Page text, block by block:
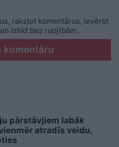
rakstot komentārus, ievērot
iztikt bez rupjībām.
komentāru
pārstāvjiem labāk
atradīs veidu,